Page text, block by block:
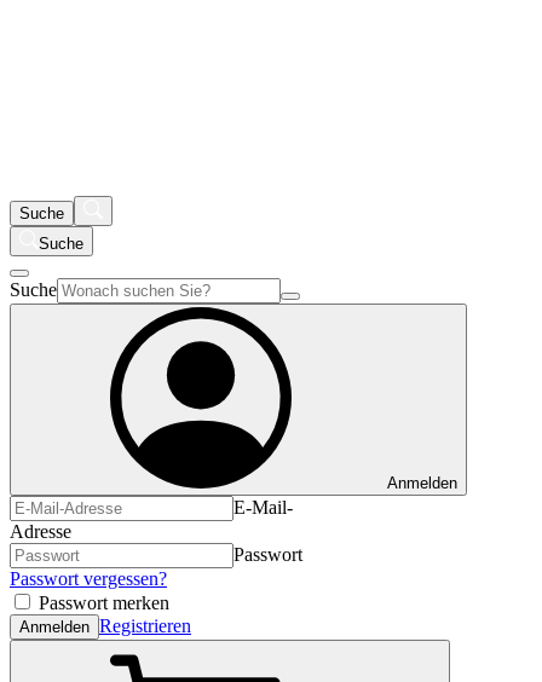
Suche
Suche
Suche
Anmelden
E-Mail-
Adresse
Passwort
Passwort vergessen?
Passwort merken
Anmelden Registrieren